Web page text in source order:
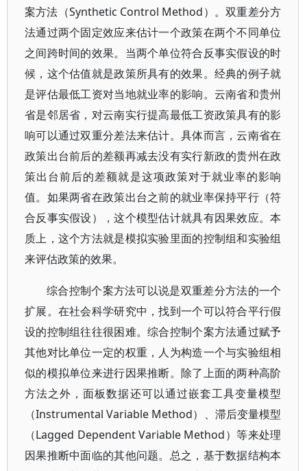
案方法（Synthetic Control Method）。双重差分方
法通过两个固定效应来估计一个政策在两个不同单位
之间跨时间的效果。当两个单位符合反事实假设的时
候，这个估值就是政策所具有的效果。经典的例子就
是评估最低工资对当地就业率的影响。云南省和贵州
省是邻居省，对云南实行提高最低工资政策具有的影
响可以通过双重分差法来估计。具体而言，云南省在
政策出台前后的差额再减去没有实行新政的贵州在政
策出台前后的差额就是这项政策对于就业率的影响
值。如果两省在政策出台之前的就业率保持平行（符
合反事实假设），这个模型估计就具有因果效应。本
质上，这个方法就是模拟实验里面的控制组和实验组
来评估政策的效果。
综合控制个案方法可以说是双重差分方法的一个
扩展。在社会科学研究中，找到一个可以符合平行假
设的控制组往往很困难。综合控制个案方法通过赋予
其他对比单位一定的权重，人为构造一个与实验组相
似的模拟单位来进行因果推断。除了上面的两种高阶
方法之外，面板数据还可以通过嵌套工具变量模型
（Instrumental Variable Method）、滞后变量模型
（Lagged Dependent Variable Method）等来处理
因果推断中面临的其他问题。总之，基于数据结构本